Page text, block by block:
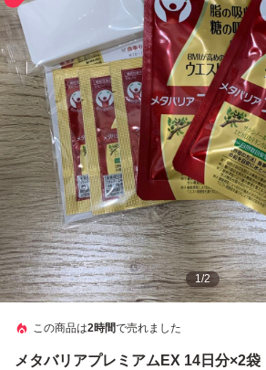
1/2
この商品は2時間で売れました
メタバリアプレミアムEX 14日分×2